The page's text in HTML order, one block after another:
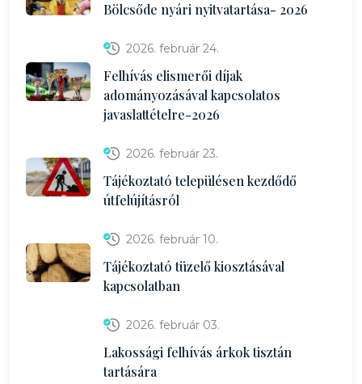
Bölcsőde nyári nyitvatartása- 2026
2026. február 24.
Felhívás elismerői díjak
adományozásával kapcsolatos
javaslattételre-2026
2026. február 23.
Tájékoztató településen kezdődő
útfelújításról
2026. február 10.
Tájékoztató tüzelő kiosztásával
kapcsolatban
2026. február 03.
Lakossági felhívás árkok tisztán
tartására